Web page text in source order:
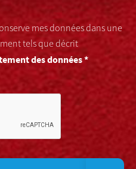
mes données dans une
tels que décrit
des données *